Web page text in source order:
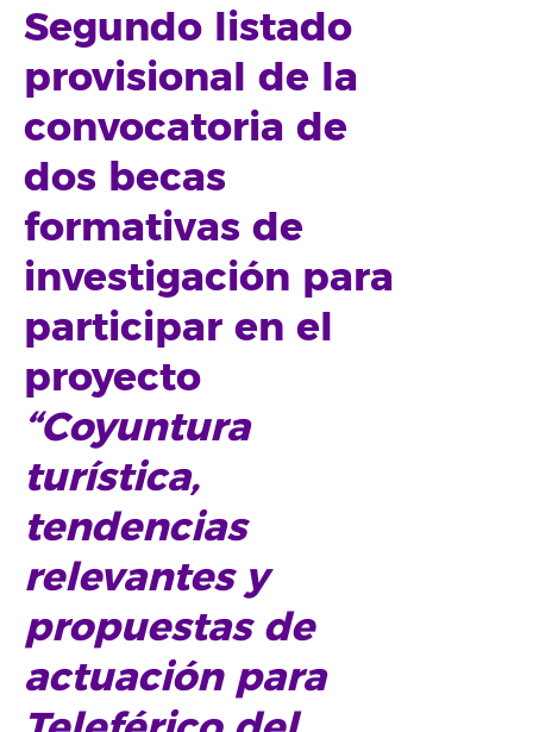
Segundo listado
provisional de la
convocatoria de
dos becas
formativas de
investigación para
participar en el
proyecto
“Coyuntura
turística,
tendencias
relevantes y
propuestas de
actuación para